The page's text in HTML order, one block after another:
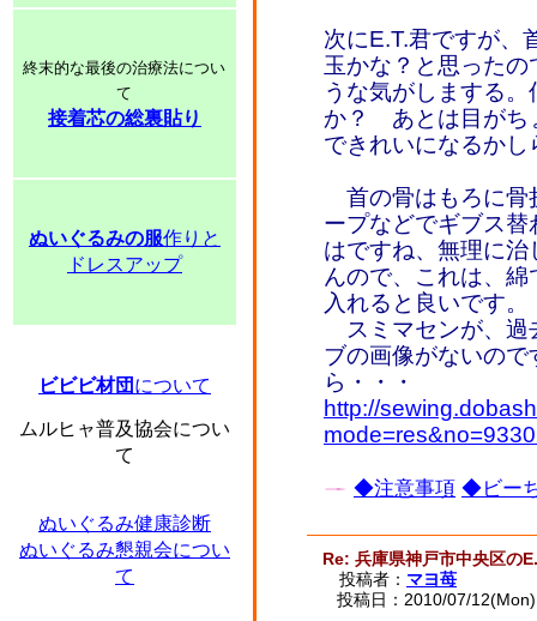
終末的な最後の治療法につい
て
接着芯の総裏貼り
ぬいぐるみの服作りと
ドレスアップ
ビビビ材団 について
ムルヒャ普及協会につい
て
ぬいぐるみ健康診断
ぬいぐるみ懇親会につい
て
次にE.T.君ですが、
玉かな？と思った
うな気がしまする
か？ あとは目がち
できれいになるかし
首の骨はもろに骨
ープなどでギブス
はですね、無理に
んので、これは、
入れると良いです。
スミマセンが、過
ブの画像がないの
ら・・・
http://
◆注意事項 ◆ビー
Re: 兵庫県神戸市中央区の
投稿者： マヨ苺
投稿日：2010/07/